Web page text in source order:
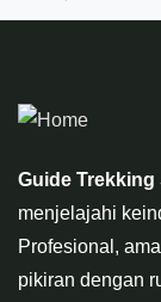
Guide Trekking
menjelajahi
Profesional,
pikiran dengan